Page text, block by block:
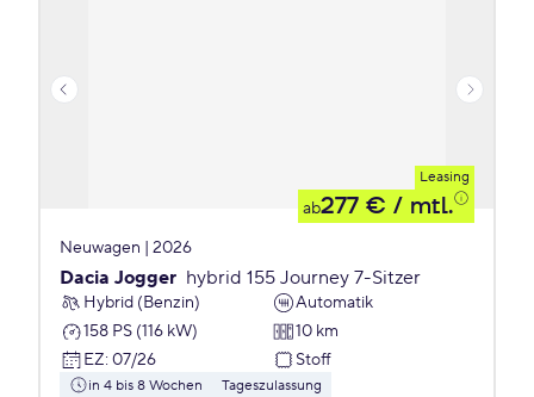
Leasing
ab277 € / mtl.
Neuwagen | 2026
Dacia Jogger hybrid 155 Journey 7-Sitzer
Hybrid (Benzin)
Automatik
158 PS (116 kW)
10 km
EZ: 07/26 Stoff
in 4 bis 8 Wochen
Tageszulassung